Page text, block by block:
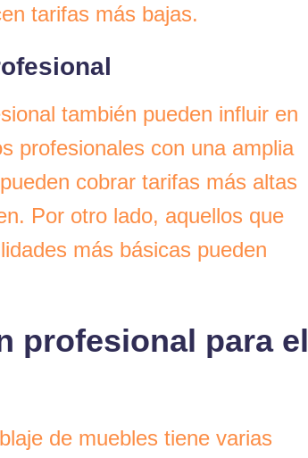
tarifas más bajas.
también pueden influir en
profesionales con una amplia
cobrar tarifas más altas
Por otro lado, aquellos que
más básicas pueden
profesional para el
de muebles tiene varias